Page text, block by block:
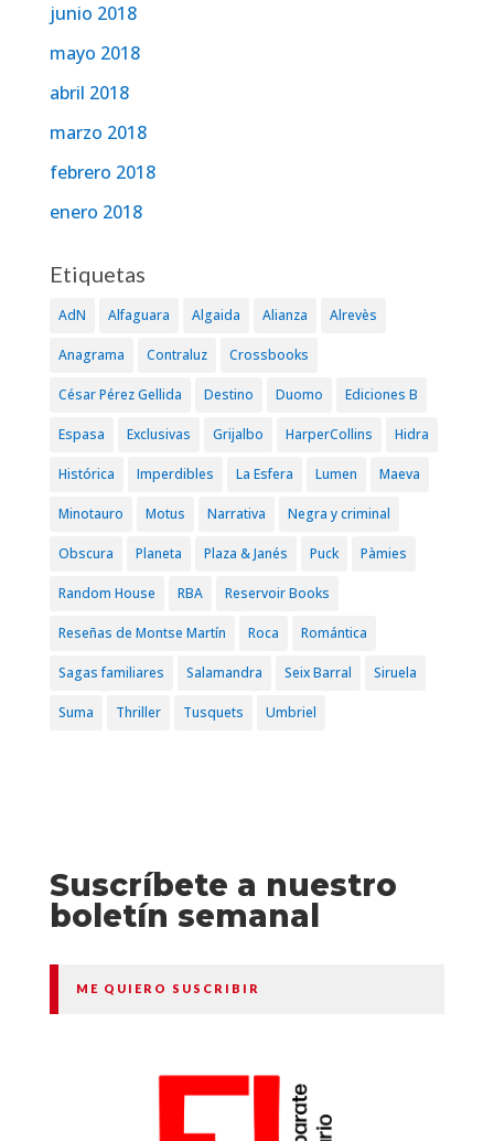
junio 2018
mayo 2018
abril 2018
marzo 2018
febrero 2018
enero 2018
Etiquetas
AdN Alfaguara Algaida Alianza Alrevès
Anagrama Contraluz Crossbooks
César Pérez Gellida Destino Duomo Ediciones B
Espasa Exclusivas Grijalbo HarperCollins Hidra
Histórica Imperdibles La Esfera Lumen Maeva
Minotauro Motus Narrativa Negra y criminal
Obscura Planeta Plaza & Janés Puck Pàmies
Random House RBA Reservoir Books
Reseñas de Montse Martín Roca Romántica
Sagas familiares Salamandra Seix Barral Siruela
Suma Thriller Tusquets Umbriel
Suscríbete a nuestro
boletín semanal
ME QUIERO SUSCRIBIR